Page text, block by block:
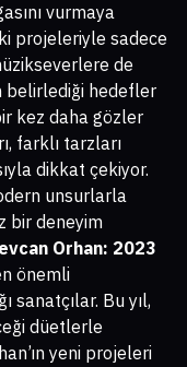
vurmaya
projeleriyle sadece
de
belirlediği hedefler
kez daha gözler
farklı tarzları
dikkat çekiyor.
unsurlarla
bir deneyim
Orhan: 2023
önemli
sanatçılar. Bu yıl,
düetlerle
yeni projeleri